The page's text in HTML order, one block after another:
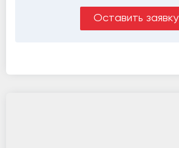
Оставить заявку